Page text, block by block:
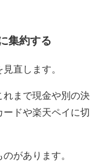
集約する
直します。
まで現金や別の決
ドや楽天ペイに切
があります。